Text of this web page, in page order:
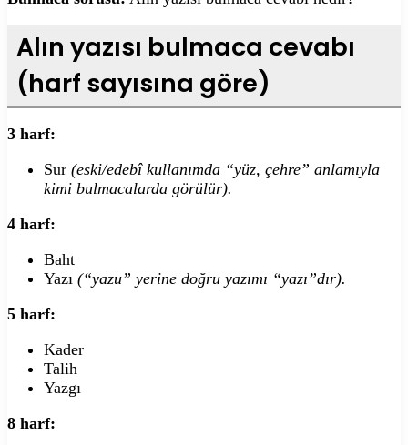
Alın yazısı bulmaca cevabı
(harf sayısına göre)
3 harf:
Sur (eski/edebî kullanımda “yüz, çehre” anlamıyla
kimi bulmacalarda görülür).
4 harf:
Baht
Yazı (“yazu” yerine doğru yazımı “yazı”dır).
5 harf:
Kader
Talih
Yazgı
8 harf: